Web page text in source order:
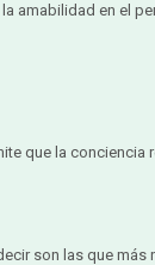
amabilidad en el
que la conciencia
son las que más